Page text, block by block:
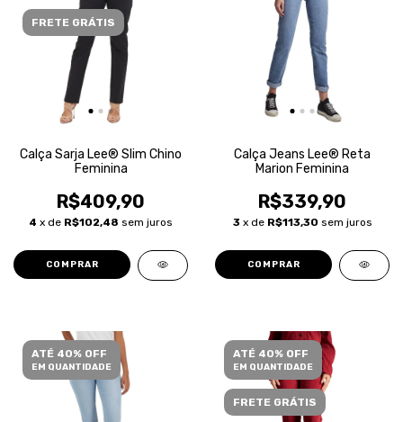
FRETE GRÁTIS
Calça Sarja Lee® Slim Chino
Feminina
R$409,90
4 x de R$102,48 sem juros
COMPRAR
Calça Jeans Lee® Reta
Marion Feminina
R$339,90
3 x de R$113,30 sem juros
COMPRAR
ATÉ 40% OFF
EM QUANTIDADE
ATÉ 40% OFF
EM QUANTIDADE
FRETE GRÁTIS